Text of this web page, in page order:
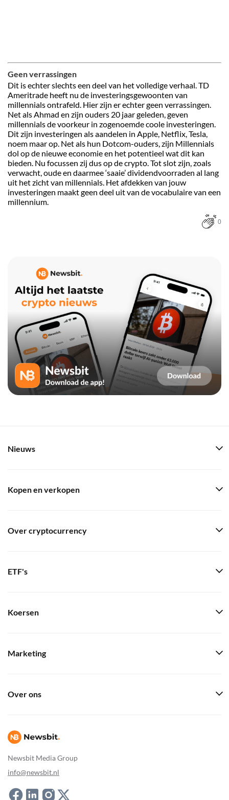
Geen verrassingen
Dit is echter slechts een deel van het volledige verhaal. TD
Ameritrade heeft nu de investeringsgewoonten van
millennials ontrafeld. Hier zijn er echter geen verrassingen.
Net als Ahmad en zijn ouders 20 jaar geleden, geven
millennials de voorkeur in zogenoemde coole investeringen.
Dit zijn investeringen als aandelen in Apple, Netflix, Tesla,
noem maar op. Net als hun Dotcom-ouders, zijn Millennials
dol op de nieuwe economie en het potentieel wat dit kan
bieden. Nu focussen zij dus op de crypto. Tot slot zijn, zoals
verwacht, oude en daarmee ‘saaie’ dividendvoorraden al lang
uit het zicht van millennials. Het afdekken van jouw
investeringen maakt geen deel uit van de vocabulaire van een
millennium.
0
Newsbit Media Group
info@newsbit.nl
Nieuws
Kopen en verkopen
Over cryptocurrency
ETF's
Koersen
Marketing
Over ons